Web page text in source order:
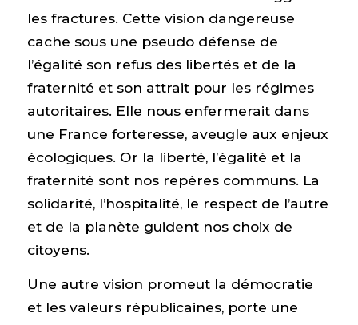
les fractures. Cette vision dangereuse
cache sous une pseudo défense de
l’égalité son refus des libertés et de la
fraternité et son attrait pour les régimes
autoritaires. Elle nous enfermerait dans
une France forteresse, aveugle aux enjeux
écologiques. Or la liberté, l’égalité et la
fraternité sont nos repères communs. La
solidarité, l’hospitalité, le respect de l’autre
et de la planète guident nos choix de
citoyens.
Une autre vision promeut la démocratie
et les valeurs républicaines, porte une